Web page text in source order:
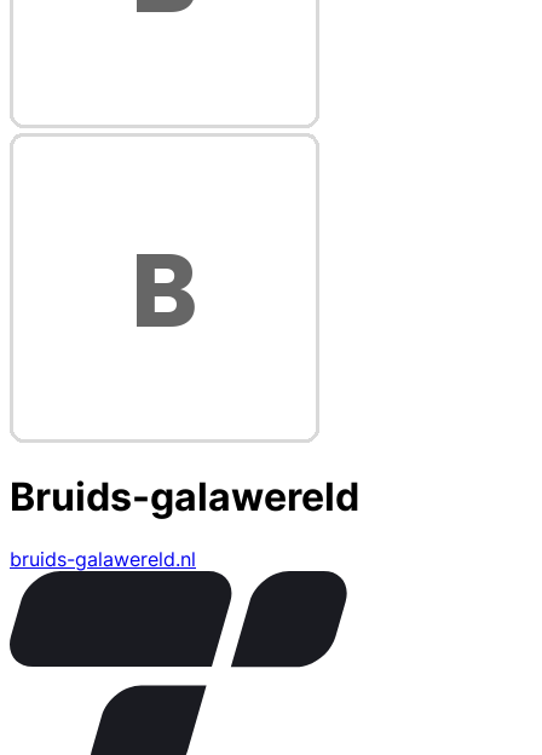
Bruids-galawereld
bruids-galawereld.nl